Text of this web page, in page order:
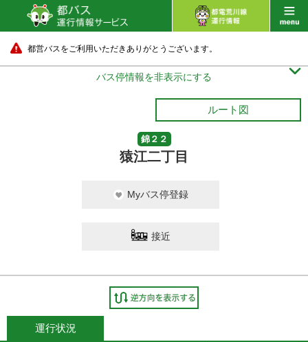
都営バスをご利用いただきありがとうございます。
バス停情報を非表示にする 
ルート図
錦２２
猿江二丁目
Myバス停登録
接近
運行状況